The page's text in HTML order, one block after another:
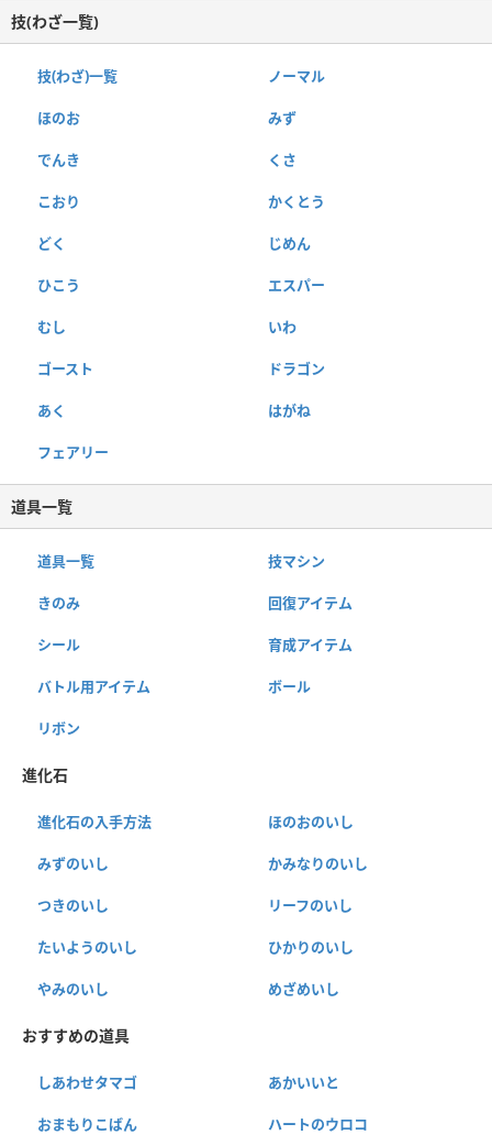
技(わざ一覧)
技(わざ)一覧 ノーマル
ほのお みず
でんき くさ
こおり かくとう
どく じめん
ひこう エスパー
むし いわ
ゴースト ドラゴン
あく はがね
フェアリー
道具一覧
道具一覧 技マシン
きのみ 回復アイテム
シール 育成アイテム
バトル用アイテム ボール
リボン
進化石
進化石の入手方法 ほのおのいし
みずのいし かみなりのいし
つきのいし リーフのいし
たいようのいし ひかりのいし
やみのいし めざめいし
おすすめの道具
しあわせタマゴ あかいいと
おまもりこばん ハートのウロコ